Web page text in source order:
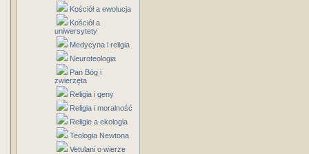
Kościół a ewolucja
Kościół a
uniwersytety
Medycyna i religia
Neuroteologia
Pan Bóg i
zwierzęta
Religia i geny
Religia i moralność
Religie a ekologia
Teologia Newtona
Vetulani o wierze